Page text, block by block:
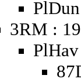
3RM :